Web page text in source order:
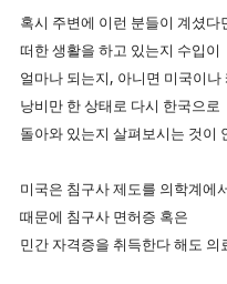
혹시 주변에 이런 분들이 계셨
떠한 생활을 하고 있는지 수입이
얼마나 되는지, 아니면 미국이
낭비만 한 상태로 다시 한국으로
돌아와 있는지 살펴보시는 것이
미국은 침구사 제도를 의학계에
때문에 침구사 면허증 혹은
민간 자격증을 취득한다 해도